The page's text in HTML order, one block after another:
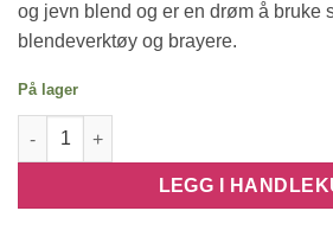
og jevn blend og er en drøm å bruke
blendeverktøy og brayere.
På lager
Elements Premium Dye Ink - Mermaid
LEGG I